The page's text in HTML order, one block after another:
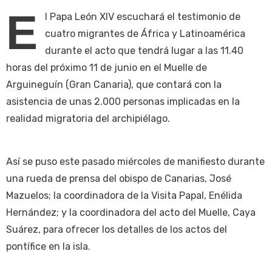
E
l Papa León XIV escuchará el testimonio de
cuatro migrantes de África y Latinoamérica
durante el acto que tendrá lugar a las 11.40
horas del próximo 11 de junio en el Muelle de
Arguineguín (Gran Canaria), que contará con la
asistencia de unas 2.000 personas implicadas en la
realidad migratoria del archipiélago.
Así se puso este pasado miércoles de manifiesto durante
una rueda de prensa del obispo de Canarias, José
Mazuelos; la coordinadora de la Visita Papal, Enélida
Hernández; y la coordinadora del acto del Muelle, Caya
Suárez, para ofrecer los detalles de los actos del
pontífice en la isla.